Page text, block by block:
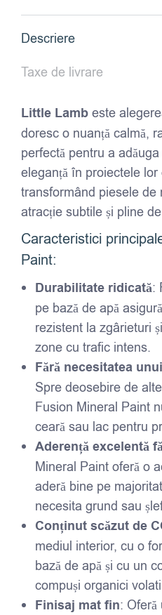
Little
Lamb
2L
Descriere
Taxe de livrare
Little Lamb este
doresc o nuanță calmă,
perfectă pentru a
eleganță în proiectele
transformând piesele
atracție subtile și pline
Caracteristici
Paint:
Durabilitate ridicată:
pe bază de apă
rezistent la zgârieturi
zone cu trafic intens.
Fără necesitatea
Spre deosebire de
Fusion Mineral Paint
ceară sau lac pentru
Aderență excelentă
Mineral Paint oferă o
aderă bine pe
necesita grund sau
Conținut scăzut de
mediul interior, cu o
bază de apă și cu un
compuși organici
Finisaj mat fin: Oferă